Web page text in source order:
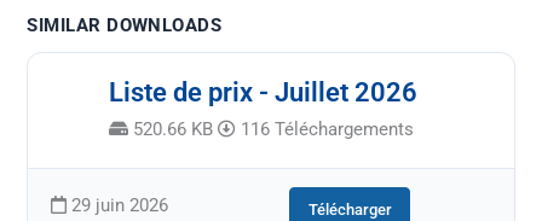
SIMILAR DOWNLOADS
Liste de prix - Juillet 2026
520.66 KB 116 Téléchargements
29 juin 2026 Télécharger